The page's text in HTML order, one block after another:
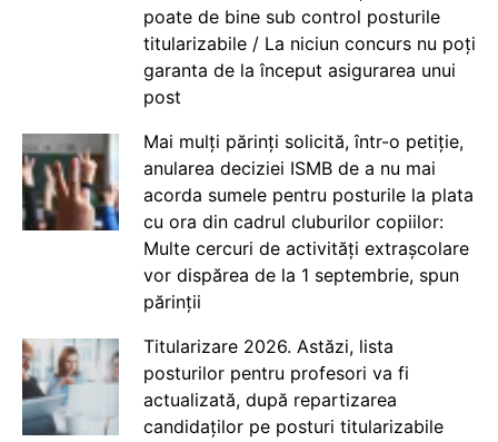
poate de bine sub control posturile
titularizabile / La niciun concurs nu poți
garanta de la început asigurarea unui
post
Mai mulți părinți solicită, într-o petiție,
anularea deciziei ISMB de a nu mai
acorda sumele pentru posturile la plata
cu ora din cadrul cluburilor copiilor:
Multe cercuri de activități extrașcolare
vor dispărea de la 1 septembrie, spun
părinții
Titularizare 2026. Astăzi, lista
posturilor pentru profesori va fi
actualizată, după repartizarea
candidaților pe posturi titularizabile